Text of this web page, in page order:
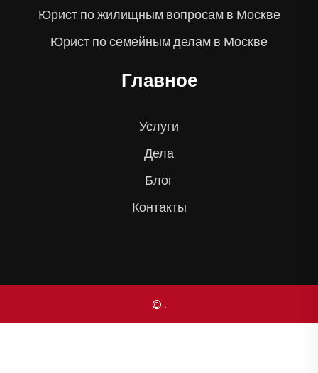
Юрист по жилищным вопросам в Москве
Юрист по семейным делам в Москве
Главное
Услуги
Дела
Блог
Контакты
© .